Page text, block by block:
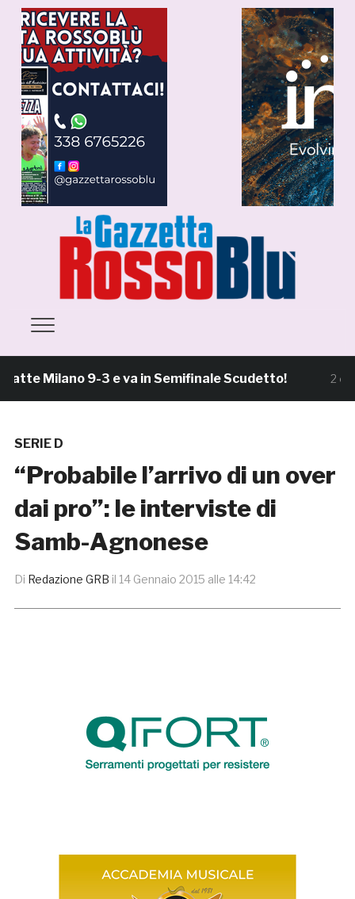
Milano 9-3 e va in Semifinale Scudetto! 2 ore fa
SERIE D
“Probabile l’arrivo di un over
dai pro”: le interviste di
Samb-Agnonese
Di Redazione GRB il 14 Gennaio 2015 alle 14:42